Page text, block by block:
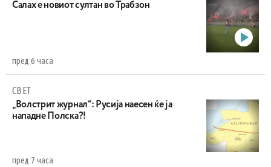
Салах е новиот султан во Трабзон
пред 6 часа
СВЕТ
„Волстрит журнал“: Русија наесен ќе ја
нападне Полска?!
пред 7 часа